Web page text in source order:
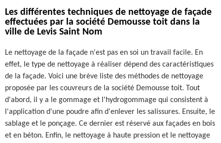
Les différentes techniques de nettoyage de façade
effectuées par la société Demousse toit dans la
ville de Levis Saint Nom
Le nettoyage de la façade n'est pas en soi un travail facile. En
effet, le type de nettoyage à réaliser dépend des caractéristiques
de la façade. Voici une brève liste des méthodes de nettoyage
proposée par les couvreurs de la société Demousse toit. Tout
d'abord, il y a le gommage et l'hydrogommage qui consistent à
l'application d'une poudre afin d'enlever les salissures. Ensuite, le
sablage et le ponçage. Ce dernier est réservé aux façades en bois
et en béton. Enfin, le nettoyage à haute pression et le nettoyage